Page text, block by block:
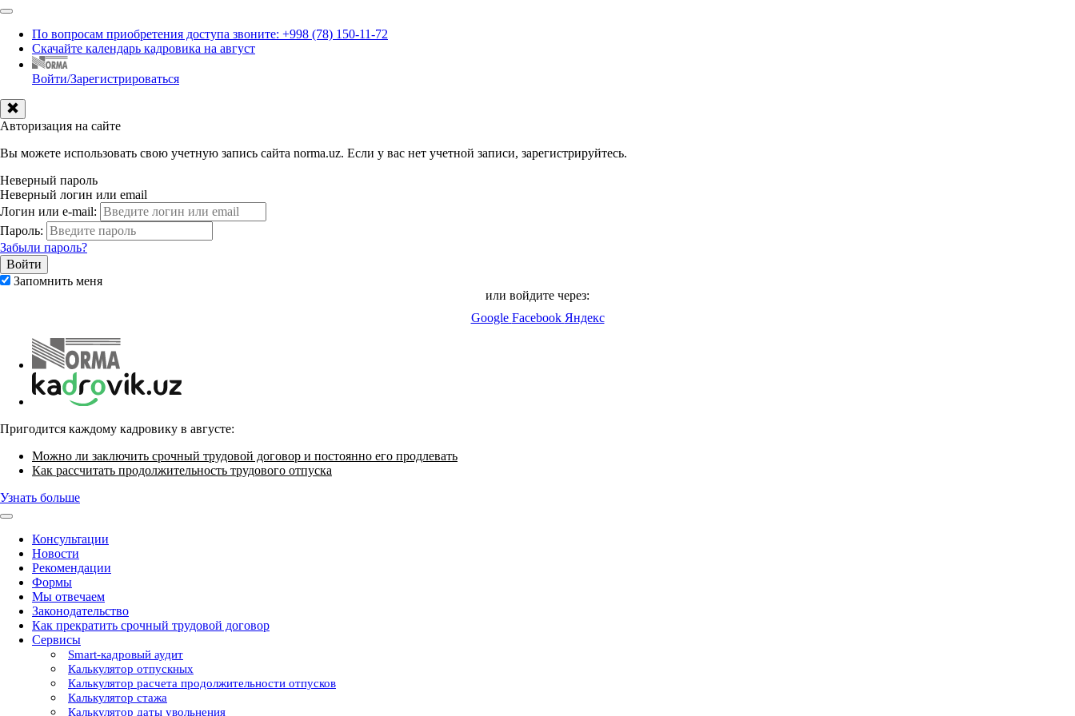
По вопросам приобретения доступа звоните: +998 (78) 150-11-72
Скачайте календарь кадровика на август
Войти/Зарегистрироваться
Авторизация на сайте
Вы можете использовать свою учетную запись сайта norma.uz. Если у вас нет учетной записи, зарегистрируйтесь.
Неверный пароль
Неверный логин или email
Логин или e-mail:
Пароль:
Забыли пароль?
Запомнить меня
или войдите через:
Google Facebook Яндекс
Пригодится каждому кадровику в августе:
Можно ли заключить срочный трудовой договор и постоянно его продлевать
Как рассчитать продолжительность трудового отпуска
Узнать больше
Консультации
Новости
Рекомендации
Формы
Мы отвечаем
Законодательство
Как прекратить срочный трудовой договор
Сервисы
Smart-кадровый аудит
Калькулятор отпускных
Калькулятор расчета продолжительности отпусков
Калькулятор стажа
Калькулятор даты увольнения